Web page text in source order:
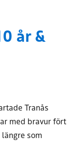
år &
Tranås
med bravur fört
som